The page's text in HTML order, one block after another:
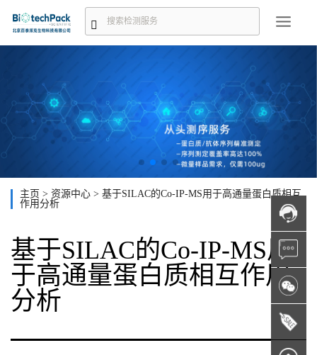
主页 > 资源中心 > 基于SILAC的Co-IP-MS用于高通量蛋白质相互
作用分析
基于SILAC的Co-IP-MS用
于高通量蛋白质相互作用
分析